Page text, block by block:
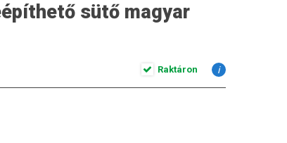
sütő magyar
i
Raktáron